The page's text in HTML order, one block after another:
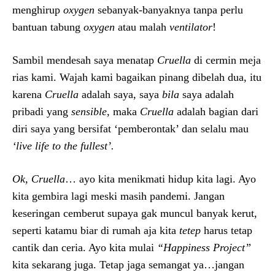
menghirup oxygen sebanyak-banyaknya tanpa perlu
bantuan tabung oxygen atau malah ventilator!
Sambil mendesah saya menatap Cruella di cermin meja
rias kami. Wajah kami bagaikan pinang dibelah dua, itu
karena Cruella adalah saya, saya bila saya adalah
pribadi yang sensible, maka Cruella adalah bagian dari
diri saya yang bersifat ‘pemberontak’ dan selalu mau
‘live life to the fullest’.
Ok, Cruella… ayo kita menikmati hidup kita lagi. Ayo
kita gembira lagi meski masih pandemi. Jangan
keseringan cemberut supaya gak muncul banyak kerut,
seperti katamu biar di rumah aja kita tetep harus tetap
cantik dan ceria. Ayo kita mulai “Happiness Project”
kita sekarang juga. Tetap jaga semangat ya…jangan